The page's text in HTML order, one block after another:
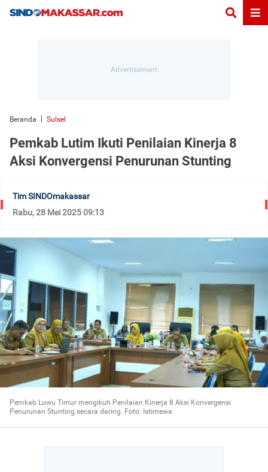
Beranda Sulsel
Pemkab Lutim Ikuti Penilaian Kinerja 8
Aksi Konvergensi Penurunan Stunting
Tim SINDOmakassar
Rabu, 28 Mei 2025 09:13
Pemkab Luwu Timur mengikuti Penilaian Kinerja 8 Aksi Konvergensi
Penurunan Stunting secara daring. Foto: Istimewa